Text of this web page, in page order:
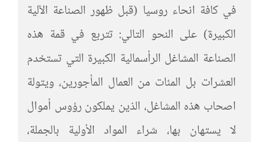
في كافة انحاء روسيا (قبل ظهور الصناعة الآلية
الكبيرة) على النحو التالي: تتربع في قمة هذه
الصناعة المشاغل الرأسمالية الكبيرة التي تستخدم
العشرات بل المئات من العمال المأجورين، ويتولة
اصحاب هذه المشاغل، الذين يملكون رؤوس أموال
لا يستهان بها، شراء المواد الأولية بالجملة،